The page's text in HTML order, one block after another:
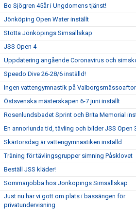
Bo Sjögren 45år i Ungdomens tjänst!
Jönköping Open Water inställt
Stötta Jönköpings Simsällskap
JSS Open 4
Uppdatering angående Coronavirus och
Speedo Dive 26-28/6 inställd!
Ingen vattengymnastik på
Östsvenska mästerskapen 6-7 juni inställt
Rosenlundsbadet Sprint och Brita Memorial
En annorlunda tid, tävling och bilder JSS Open
Skärtorsdag är vattengymnastiken inställd
Träning för tävlingsgrupper simning Påsklovet
Beställ JSS kläder!
Sommarjobba hos Jönköpings Simsällskap
Just nu har vi gott om plats i bassängen för
privatundervisning